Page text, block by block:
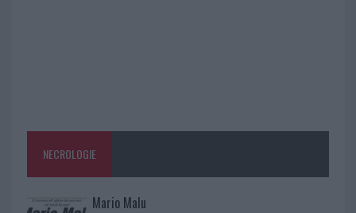
NECROLOGIE
Mario Malu